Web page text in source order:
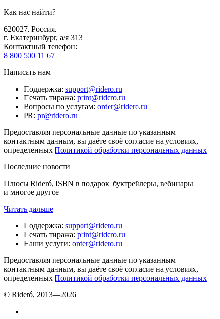
Как нас найти?
620027, Россия,
г. Екатеринбург, а/я 313
Контактный телефон:
8 800 500 11 67
Написать нам
Поддержка: support@ridero.ru
Печать тиража: print@ridero.ru
Вопросы по услугам: order@ridero.ru
PR: pr@ridero.ru
Предоставляя персональные данные по указанным
контактным данным, вы даёте своё согласие на условиях,
определенных Политикой обработки персональных данных
Последние новости
Плюсы Rideró, ISBN в подарок, буктрейлеры, вебинары
и многое другое
Читать дальше
Поддержка: support@ridero.ru
Печать тиража: print@ridero.ru
Наши услуги: order@ridero.ru
Предоставляя персональные данные по указанным
контактным данным, вы даёте своё согласие на условиях,
определенных Политикой обработки персональных данных
© Rideró, 2013—2026